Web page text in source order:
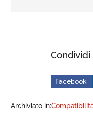
Condividi
Facebook
Archiviato in: